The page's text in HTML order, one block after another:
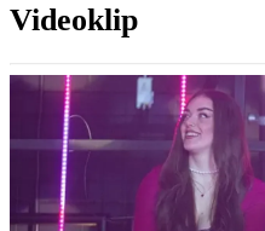
Videoklip